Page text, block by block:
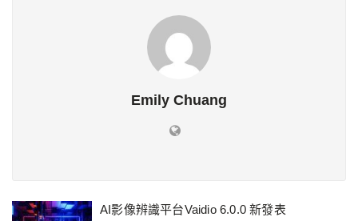
Emily Chuang
AI影像辨識平台Vaidio 6.0.0 新發表